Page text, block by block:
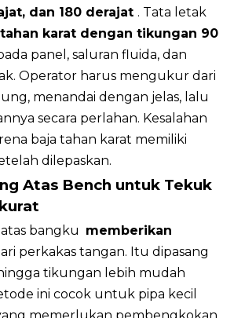
dan 180 derajat . Tata letak
karat dengan tikungan 90
panel, saluran fluida, dan
Operator harus mengukur dari
menandai dengan jelas, lalu
secara perlahan. Kesalahan
baja tahan karat memiliki
dilepaskan.
Atas Bench untuk Tekuk
bangku memberikan
perkakas tangan. Itu dipasang
tikungan lebih mudah
ini cocok untuk pipa kecil